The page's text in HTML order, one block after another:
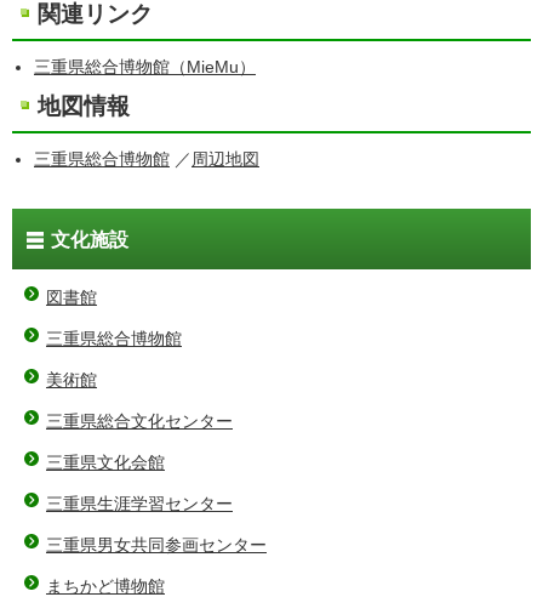
関連リンク
三重県総合博物館（MieMu）
地図情報
三重県総合博物館 ／ 周辺地図
文化施設
図書館
三重県総合博物館
美術館
三重県総合文化センター
三重県文化会館
三重県生涯学習センター
三重県男女共同参画センター
まちかど博物館